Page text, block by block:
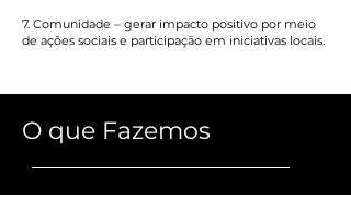
7. Comunidade – gerar impacto positivo por meio
de ações sociais e participação em iniciativas locais.
O que Fazemos